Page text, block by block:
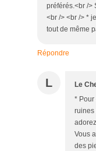
préférés.<br />
<br /> <br /> *
tout de même
Répondre
L Le
* Pour
ruines
Vous
des